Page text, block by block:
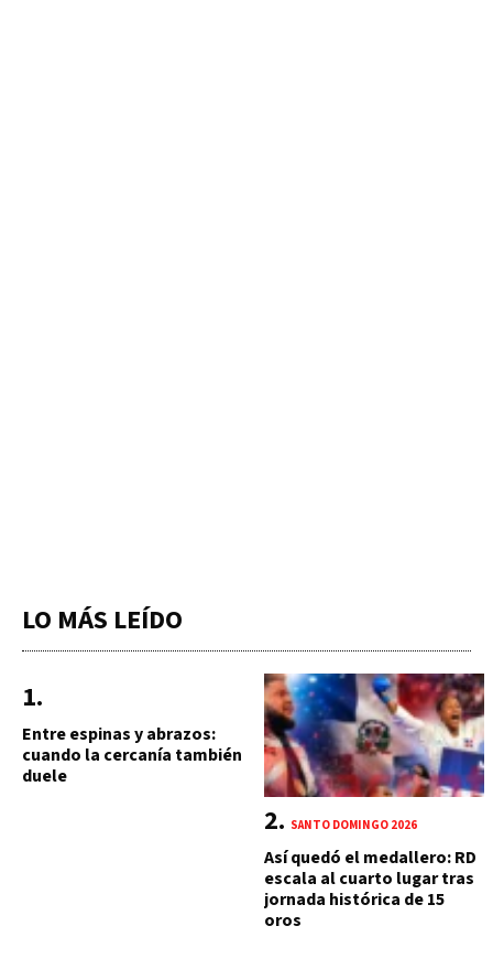
LO MÁS LEÍDO
Entre espinas y abrazos:
cuando la cercanía también
duele
SANTO DOMINGO 2026
Así quedó el medallero: RD
escala al cuarto lugar tras
jornada histórica de 15
oros